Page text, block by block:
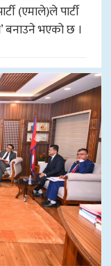
(एमाले)ले पार्टी
बनाउने भएको छ ।